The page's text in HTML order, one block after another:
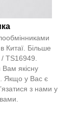
Китаї. Більше
TS16949.
якісну
Якщо у Вас є
з нами у